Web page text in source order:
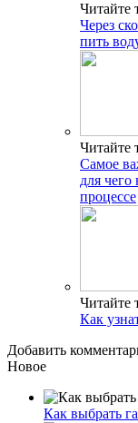
Читайте
Через
пить
Читайте
Самое
для
процессе
Читайте
Как
Добавить
Новое
Как выбрать